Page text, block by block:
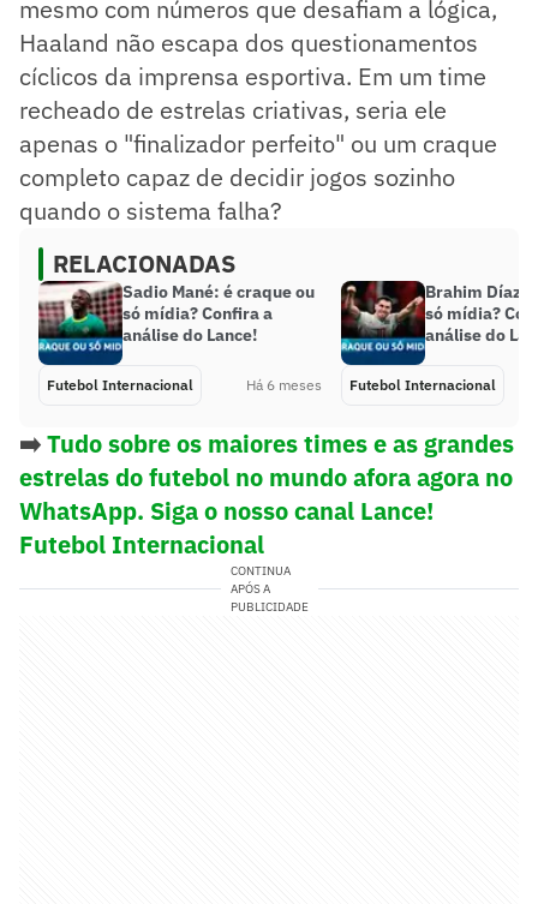
mesmo com números que desafiam a lógica,
Haaland não escapa dos questionamentos
cíclicos da imprensa esportiva. Em um time
recheado de estrelas criativas, seria ele
apenas o "finalizador perfeito" ou um craque
completo capaz de decidir jogos sozinho
quando o sistema falha?
RELACIONADAS
Sadio Mané: é craque ou
só mídia? Confira a
análise do Lance!
Futebol Internacional Há 6 meses
Brahim Díaz:
só mídia?
análise do
Futebol Internacional
➡️Tudo sobre os maiores times e as grandes
estrelas do futebol no mundo afora agora no
WhatsApp. Siga o nosso canal Lance!
Futebol Internacional
CONTINUA
APÓS A
PUBLICIDADE